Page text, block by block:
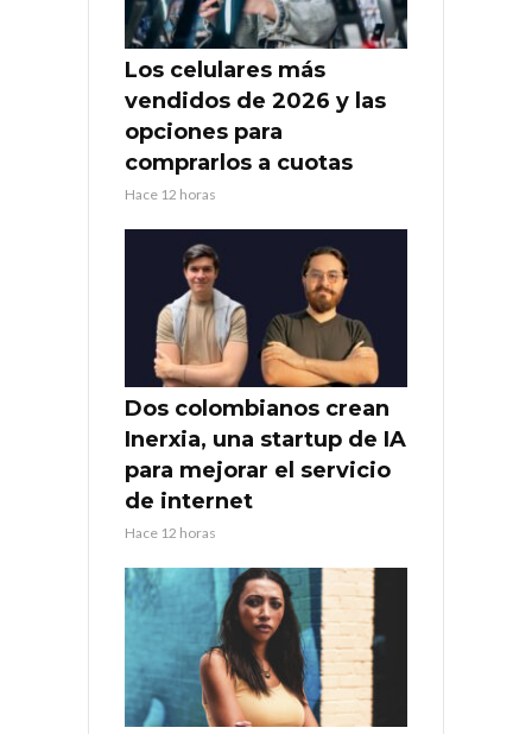
Los celulares más
vendidos de 2026 y las
opciones para
comprarlos a cuotas
Hace 12 horas
Dos colombianos crean
Inerxia, una startup de IA
para mejorar el servicio
de internet
Hace 12 horas